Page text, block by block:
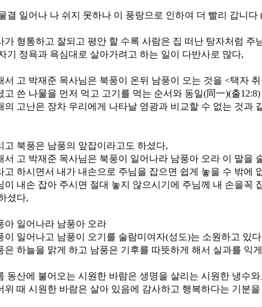
결 일어나 나 쉬지 못하나 이 풍랑으로 인하여 더 빨리 갑니다
가 형통하고 잘되고 평안 할 수록 사람은 집 떠난 탕자처럼 주
기 정욕과 욕심대로 살아가려고 하는 일이 다반사로 많다,
서 고 박재준 목사님은 북풍이 온뒤 남풍이 오는 것을 <택자
고 쓴 나물을 먼저 먹고 고기를 먹는 순서와 동일(同一)(출
의 고난은 장차 우리에게 나타날 영광과 비교할 수 없는 것과
고 북풍은 남풍의 앞잡이라고도 하셨다,
서 고 박재준 목사님은 북풍이 일어나라 남풍아 오라 이 말을
고 하시면서 내가 내손으로 주님을 잡으면 쉽게 놓을 수 밖에
이 내손 잡아 주시면 절대 놓지 않으시기에 주님께 내 손을꼭
셨다,
아 일어나라 남풍아 오라
이 일어나고 남풍이 오기를 술람미여자(성도)는 소원하고 있다
은 하늘을 맑게 하고 남풍은 기후를 따뜻하게 해서 실과를 익
동산에 불어오는 시원한 바람은 생명을 살리는 시원한 냉수
위 때 시원한 바람은 살아 있음에 감사하고 행복하다는 기분을